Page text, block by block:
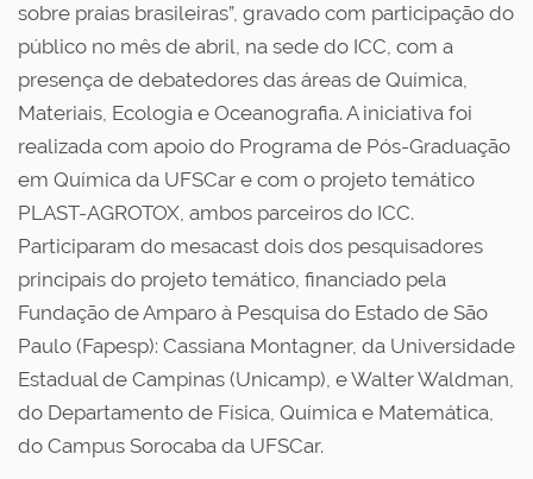
sobre praias brasileiras”, gravado com participação do
público no mês de abril, na sede do ICC, com a
presença de debatedores das áreas de Química,
Materiais, Ecologia e Oceanografia. A iniciativa foi
realizada com apoio do Programa de Pós-Graduação
em Química da UFSCar e com o projeto temático
PLAST-AGROTOX, ambos parceiros do ICC.
Participaram do mesacast dois dos pesquisadores
principais do projeto temático, financiado pela
Fundação de Amparo à Pesquisa do Estado de São
Paulo (Fapesp): Cassiana Montagner, da Universidade
Estadual de Campinas (Unicamp), e Walter Waldman,
do Departamento de Física, Química e Matemática,
do Campus Sorocaba da UFSCar.